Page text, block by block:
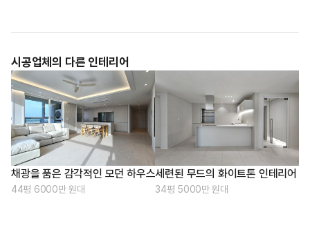
시공업체의 다른 인테리어
채광을 품은 감각적인 모던 하우스
44평 6000만 원대
세련된 무드의 화이트톤 인테리어
34평 5000만 원대